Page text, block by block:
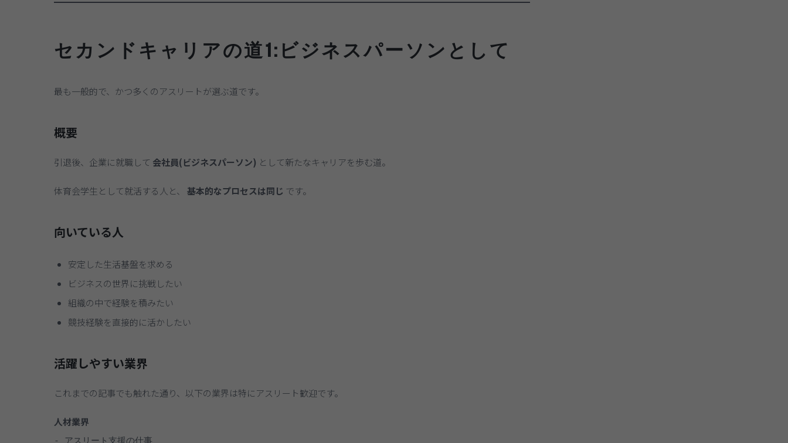
セカンドキャリアの道1:ビジネスパーソンとして
最も一般的で、かつ多くのアスリートが選ぶ道です。
概要
引退後、企業に就職して 会社員(ビジネスパーソン) として新たなキャリアを歩む道。
体育会学生として就活する人と、 基本的なプロセスは同じ です。
向いている人
安定した生活基盤を求める
ビジネスの世界に挑戦したい
組織の中で経験を積みたい
競技経験を直接的に活かしたい
活躍しやすい業界
これまでの記事でも触れた通り、以下の業界は特にアスリート歓迎です。
人材業界
- アスリート支援の仕事